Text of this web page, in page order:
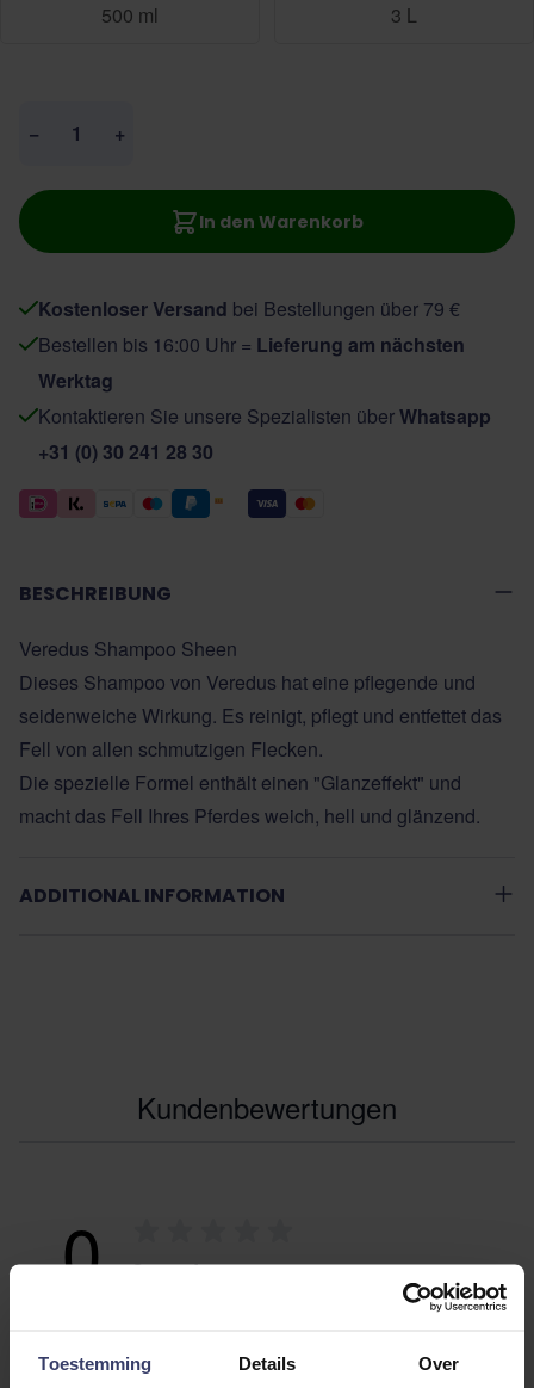
Toestemming Details Over
500 ml 3 L
− +
In den Warenkorb
Kostenloser Versand bei Bestellungen über 79 €
Bestellen bis 16:00 Uhr = Lieferung am nächsten
Werktag
Kontaktieren Sie unsere Spezialisten überWhatsapp
+31 (0) 30 241 28 30
BESCHREIBUNG
Veredus Shampoo Sheen
Dieses Shampoo von Veredus hat eine pflegende und
seidenweiche Wirkung. Es reinigt, pflegt und entfettet das
Fell von allen schmutzigen Flecken.
Die spezielle Formel enthält einen "Glanzeffekt" und
macht das Fell Ihres Pferdes weich, hell und glänzend.
ADDITIONAL INFORMATION
Kundenbewertungen
0 0 reviews